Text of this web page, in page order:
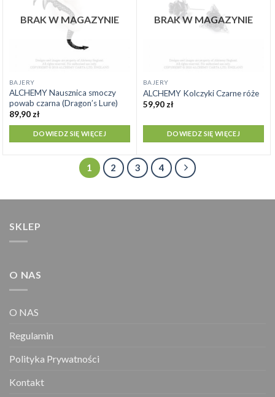
BRAK W MAGAZYNIE
BAJERY
ALCHEMY Nausznica smoczy
powab czarna (Dragon’s Lure)
89,90zł
DOWIEDZ SIĘ WIĘCEJ
BRAK W MAGAZYNIE
BAJERY
ALCHEMY Kolczyki Czarne róże
59,90 zł
DOWIEDZ SIĘ WIĘCEJ
1 2 3 4
SKLEP
O NAS
O NAS
Regulamin
Polityka Prywatności
Kontakt